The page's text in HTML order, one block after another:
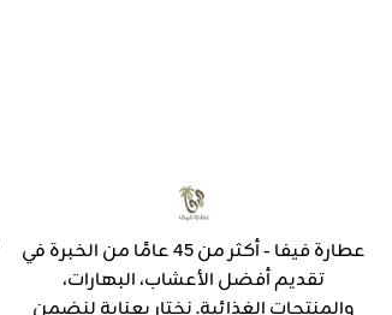
عطارة فيفا - أكثر من 45 عامًا من الخبرة في
تقديم أفضل الأعشاب، البهارات،